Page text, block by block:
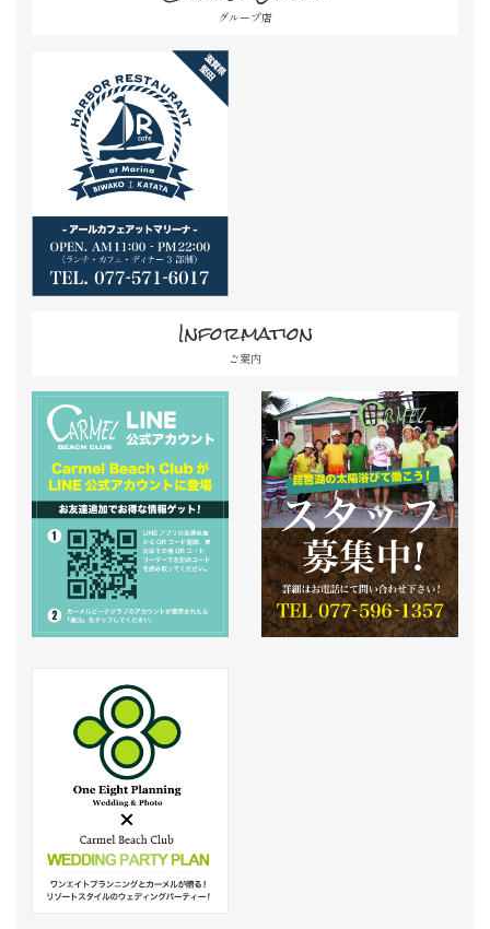
グループ店
Information
ご案内